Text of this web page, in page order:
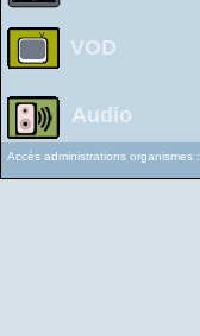
VOD
Audio
Accès administrations organismes :